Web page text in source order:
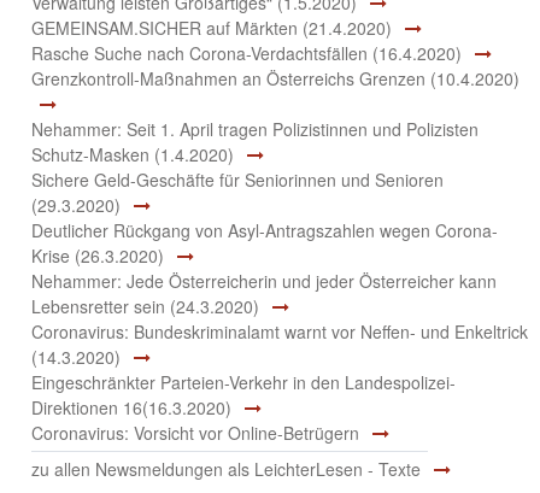
GEMEINSAM.SICHER auf Märkten (21.4.2020)
Rasche Suche nach Corona-Verdachtsfällen (16.4.2020)
Grenzkontroll-Maßnahmen an Österreichs Grenzen (10.4.2020)
Nehammer: Seit 1. April tragen Polizistinnen und Polizisten
Schutz-Masken (1.4.2020)
Sichere Geld-Geschäfte für Seniorinnen und Senioren
(29.3.2020)
Deutlicher Rückgang von Asyl-Antragszahlen wegen Corona-
Krise (26.3.2020)
Nehammer: Jede Österreicherin und jeder Österreicher kann
Lebensretter sein (24.3.2020)
Coronavirus: Bundeskriminalamt warnt vor Neffen- und Enkeltrick
(14.3.2020)
Eingeschränkter Parteien-Verkehr in den Landespolizei-
Direktionen 16(16.3.2020)
Coronavirus: Vorsicht vor Online-Betrügern
zu allen Newsmeldungen als LeichterLesen - Texte